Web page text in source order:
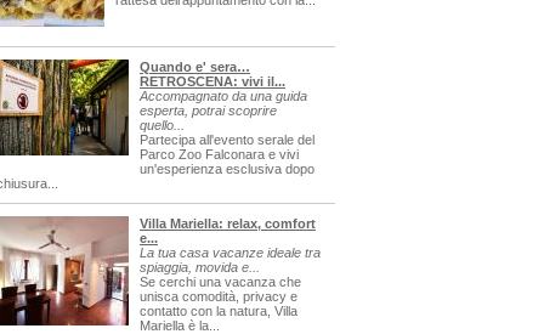
Quando e' sera…
RETROSCENA: vivi il...
Accompagnato da una guida
esperta, potrai scoprire
quello...
Partecipa all'evento serale del
Parco Zoo Falconara e vivi
un'esperienza esclusiva dopo
Villa Mariella: relax, comfort
e...
La tua casa vacanze ideale tra
spiaggia, movida e...
Se cerchi una vacanza che
unisca comodità, privacy e
contatto con la natura, Villa
Mariella è la...